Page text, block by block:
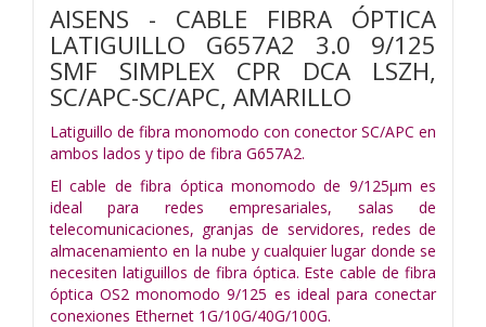
AISENS - CABLE FIBRA ÓPTICA
LATIGUILLO G657A2 3.0 9/125
SMF SIMPLEX CPR DCA LSZH,
SC/APC-SC/APC, AMARILLO
Latiguillo de fibra monomodo con conector SC/APC en
ambos lados y tipo de fibra G657A2.
El cable de fibra óptica monomodo de 9/125µm es
ideal para redes empresariales, salas de
telecomunicaciones, granjas de servidores, redes de
almacenamiento en la nube y cualquier lugar donde se
necesiten latiguillos de fibra óptica. Este cable de fibra
óptica OS2 monomodo 9/125 es ideal para conectar
conexiones Ethernet 1G/10G/40G/100G.